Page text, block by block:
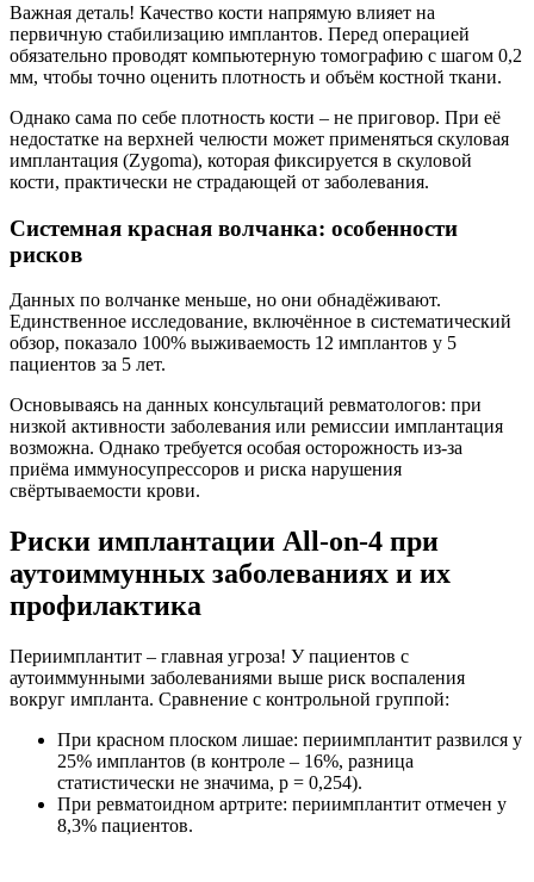
Важная деталь! Качество кости напрямую влияет на
первичную стабилизацию имплантов. Перед операцией
обязательно проводят компьютерную томографию с шагом 0,2
мм, чтобы точно оценить плотность и объём костной ткани.
Однако сама по себе плотность кости – не приговор. При её
недостатке на верхней челюсти может применяться скуловая
имплантация (Zygoma), которая фиксируется в скуловой
кости, практически не страдающей от заболевания.
Системная красная волчанка: особенности
рисков
Данных по волчанке меньше, но они обнадёживают.
Единственное исследование, включённое в систематический
обзор, показало 100% выживаемость 12 имплантов у 5
пациентов за 5 лет.
Основываясь на данных консультаций ревматологов: при
низкой активности заболевания или ремиссии имплантация
возможна. Однако требуется особая осторожность из-за
приёма иммуносупрессоров и риска нарушения
свёртываемости крови.
Риски имплантации All-on-4 при
аутоиммунных заболеваниях и их
профилактика
Периимплантит – главная угроза! У пациентов с
аутоиммунными заболеваниями выше риск воспаления
вокруг импланта. Сравнение с контрольной группой:
При красном плоском лишае: периимплантит развился у
25% имплантов (в контроле – 16%, разница
статистически не значима, p = 0,254).
При ревматоидном артрите: периимплантит отмечен у
8,3% пациентов.